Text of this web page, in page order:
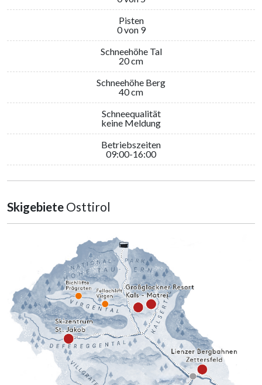
Pisten
0 von 9
Schneehöhe Tal
20 cm
Schneehöhe Berg
40 cm
Schneequalität
keine Meldung
Betriebszeiten
09:00-16:00
Skigebiete Osttirol